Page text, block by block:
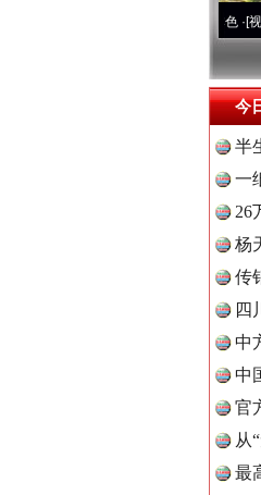
牢记初心
今
半
一
26
杨
传
四
中
中
官
从
最